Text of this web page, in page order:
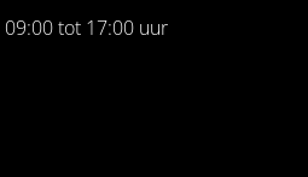
09:00 tot 17:00 uur